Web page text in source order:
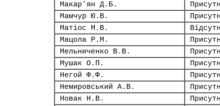
Макар’ян Д.Б.
Мамчур Ю.В.
Матіос М.В.
Мацола Р.М.
Мельниченко В.В.
Мушак О.П.
Негой Ф.Ф.
Немировський А.В.
Новак Н.В.